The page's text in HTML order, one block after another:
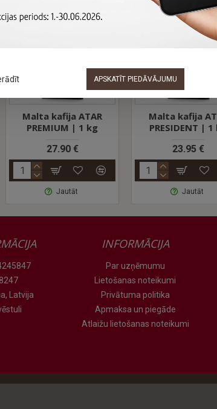
APSKATĪT PIEDĀVĀJUMU
Malta kafija ATAR
PRESIDENT | 1 kg
Malta
Latvija
INFORMĀCIJA
Par uzņēmumu
Lietošanas noteikumi
Privātuma politika
Apmaksa un piegāde
Atlaižu lietošanas noteikumi